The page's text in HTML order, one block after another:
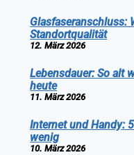
Glasfaseranschluss:
Standortqualität
12. März 2026
Lebensdauer: So alt
heute
11. März 2026
Internet und Handy:
wenig
10. März 2026